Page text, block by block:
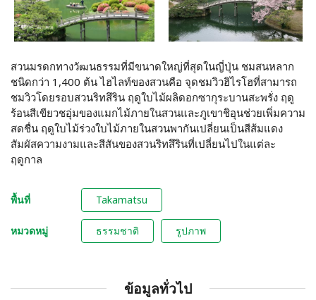
สวนมรดกทางวัฒนธรรมที่มีขนาดใหญ่ที่สุดในญี่ปุ่น ชมสนหลาก
ชนิดกว่า 1,400 ต้น ไฮไลท์ของสวนคือ จุดชมวิวฮิไรโฮที่สามารถ
ชมวิวโดยรอบสวนริทสึริน ฤดูใบไม้ผลิดอกซากุระบานสะพรั่ง ฤดู
ร้อนสีเขียวชอุ่มของแมกไม้ภายในสวนและภูเขาชิอุนช่วยเพิ่มความ
สดชื่น ฤดูใบไม้ร่วงใบไม้ภายในสวนพากันเปลี่ยนเป็นสีส้มแดง
สัมผัสความงามและสีสันของสวนริทสึรินที่เปลี่ยนไปในแต่ละ
ฤดูกาล
พื้นที่ Takamatsu
หมวดหมู่ ธรรมชาติ รูปภาพ
ข้อมูลทั่วไป